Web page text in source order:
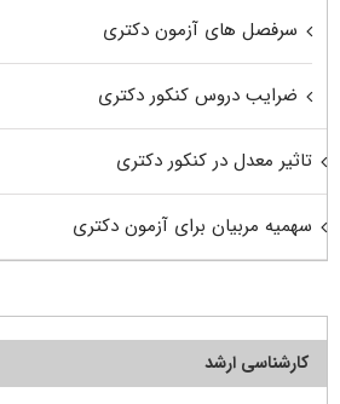
سرفصل های آزمون دکتری
ضرایب دروس کنکور دکتری
تاثیر معدل در کنکور دکتری
سهمیه مربیان برای آزمون دکتری
کارشناسی ارشد